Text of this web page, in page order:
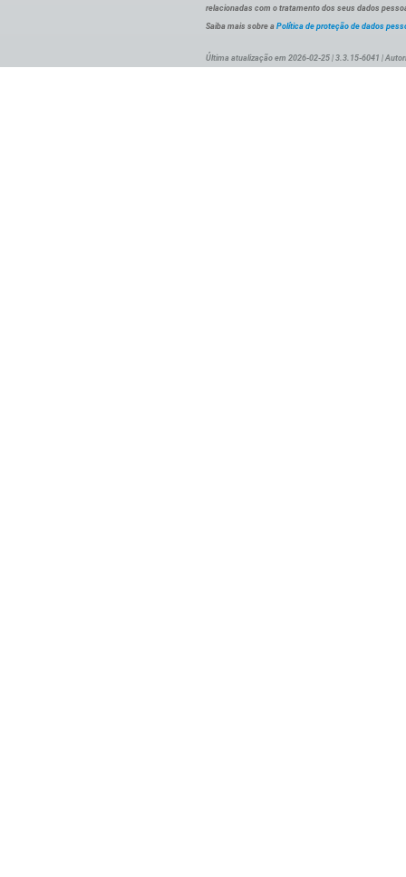
relacionadas com o tratamento dos seus dados
Saiba mais sobre a Política de proteção de dados
Última atualização em 2026-02-25 | 3.3.15-6041 |